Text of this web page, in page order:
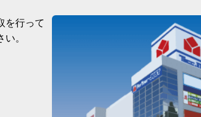
を行って
。